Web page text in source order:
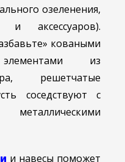
озеленения,
и аксессуаров).
коваными
из
решетчатые
соседствуют с
и навесы поможет